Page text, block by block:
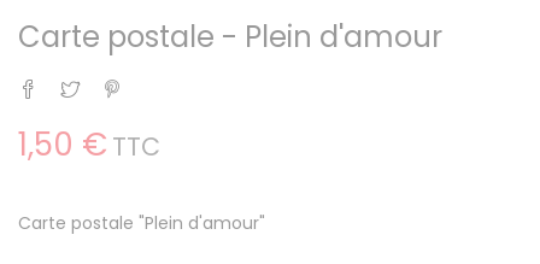
Carte postale - Plein d'amour
Partager
Tweet
1,50 € TTC
Carte postale "Plein d'amour"